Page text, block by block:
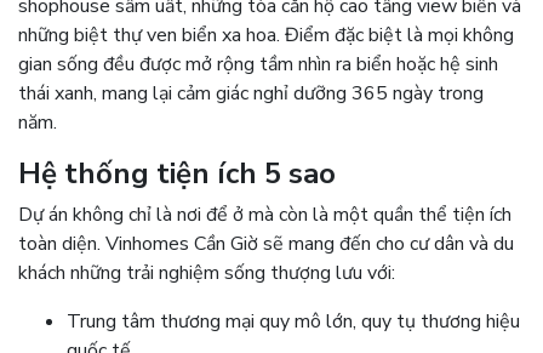
shophouse sầm uất, những tòa căn hộ cao tầng view biển và
những biệt thự ven biển xa hoa. Điểm đặc biệt là mọi không
gian sống đều được mở rộng tầm nhìn ra biển hoặc hệ sinh
thái xanh, mang lại cảm giác nghỉ dưỡng 365 ngày trong
năm.
Hệ thống tiện ích 5 sao
Dự án không chỉ là nơi để ở mà còn là một quần thể tiện ích
toàn diện. Vinhomes Cần Giờ sẽ mang đến cho cư dân và du
khách những trải nghiệm sống thượng lưu với:
Trung tâm thương mại quy mô lớn, quy tụ thương hiệu